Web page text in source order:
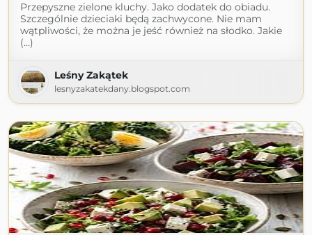
Przepyszne zielone kluchy. Jako dodatek do obiadu.
Szczególnie dzieciaki będą zachwycone. Nie mam
wątpliwości, że można je jeść również na słodko. Jakie
(...)
Leśny Zakątek
lesnyzakatekdany.blogspot.com